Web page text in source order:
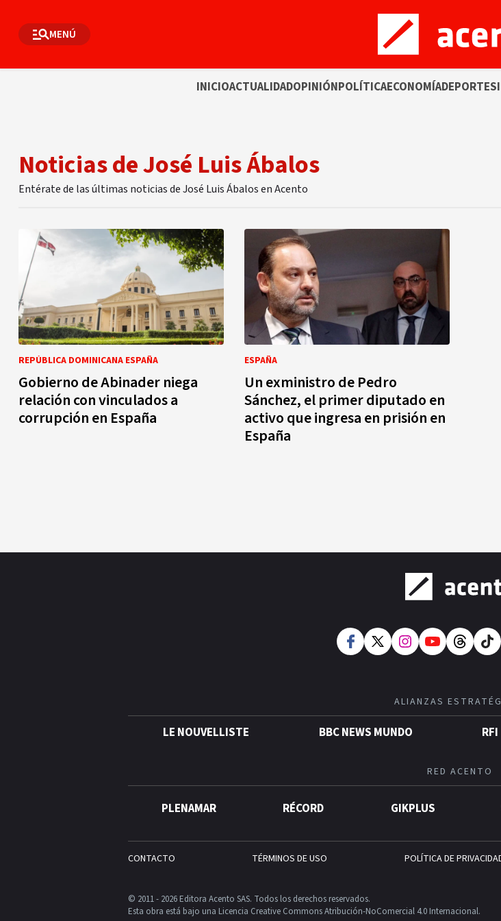
MENÚ
INICIOACTUALIDADOPINIÓNPOLÍTICAECONOMÍADEPORTES
Noticias de José Luis Ábalos
Entérate de las últimas noticias de José Luis Ábalos en Acento
REPÚBLICA DOMINICANA ESPAÑA
Gobierno de Abinader niega
relación con vinculados a
corrupción en España
ESPAÑA
Un exministro de Pedro
Sánchez, el primer diputado en
activo que ingresa en prisión en
España
ALIANZAS
LE NOUVELLISTE BBC NEWS MUNDO RFI
RED ACENTO
PLENAMAR RÉCORD GIKPLUS
CONTACTO TÉRMINOS DE USO POLÍTICA DE
© 2011 - 2026 Editora Acento SAS. Todos los derechos reservados.
Esta obra está bajo una Licencia Creative Commons Atribución-NoComercial 4.0 Internacional.